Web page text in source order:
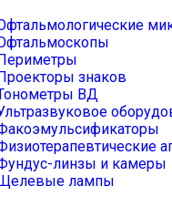
знаков
ВД
линзы и камеры
лампы